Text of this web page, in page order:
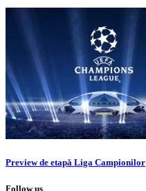
Preview de etapă Liga Campionilor
Follow us